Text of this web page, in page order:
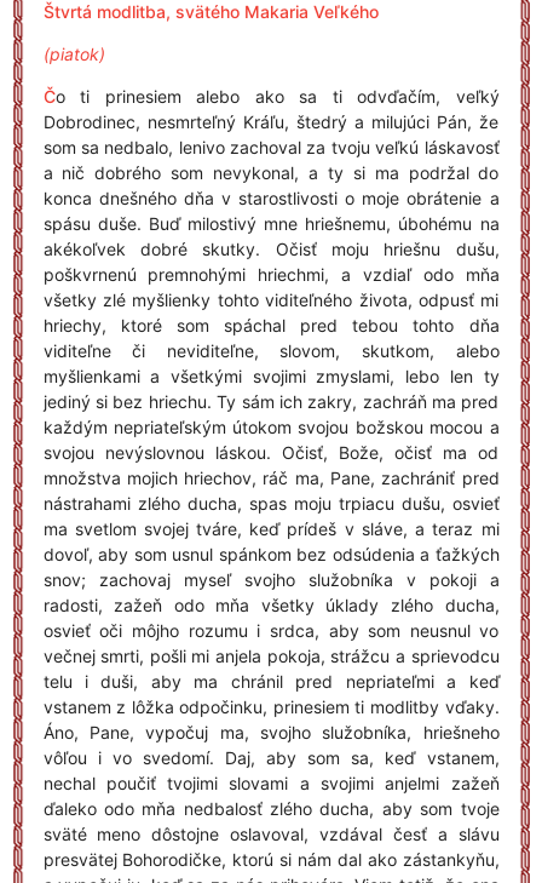
Štvrtá modlitba, svätého Makaria Veľkého
(piatok)
Čo ti prinesiem alebo ako sa ti odvďačím, veľký
Dobrodinec, nesmrteľný Kráľu, štedrý a milujúci Pán, že
som sa nedbalo, lenivo zachoval za tvoju veľkú láskavosť
a nič dobrého som nevykonal, a ty si ma podržal do
konca dnešného dňa v starostlivosti o moje obrátenie a
spásu duše. Buď milostivý mne hriešnemu, úbohému na
akékoľvek dobré skutky. Očisť moju hriešnu dušu,
poškvrnenú premnohými hriechmi, a vzdiaľ odo mňa
všetky zlé myšlienky tohto viditeľného života, odpusť mi
hriechy, ktoré som spáchal pred tebou tohto dňa
viditeľne či neviditeľne, slovom, skutkom, alebo
myšlienkami a všetkými svojimi zmyslami, lebo len ty
jediný si bez hriechu. Ty sám ich zakry, zachráň ma pred
každým nepriateľským útokom svojou božskou mocou a
svojou nevýslovnou láskou. Očisť, Bože, očisť ma od
množstva mojich hriechov, ráč ma, Pane, zachrániť pred
nástrahami zlého ducha, spas moju trpiacu dušu, osvieť
ma svetlom svojej tváre, keď prídeš v sláve, a teraz mi
dovoľ, aby som usnul spánkom bez odsúdenia a ťažkých
snov; zachovaj myseľ svojho služobníka v pokoji a
radosti, zažeň odo mňa všetky úklady zlého ducha,
osvieť oči môjho rozumu i srdca, aby som neusnul vo
večnej smrti, pošli mi anjela pokoja, strážcu a sprievodcu
telu i duši, aby ma chránil pred nepriateľmi a keď
vstanem z lôžka odpočinku, prinesiem ti modlitby vďaky.
Áno, Pane, vypočuj ma, svojho služobníka, hriešneho
vôľou i vo svedomí. Daj, aby som sa, keď vstanem,
nechal poučiť tvojimi slovami a svojimi anjelmi zažeň
ďaleko odo mňa nedbalosť zlého ducha, aby som tvoje
sväté meno dôstojne oslavoval, vzdával česť a slávu
presvätej Bohorodičke, ktorú si nám dal ako zástankyňu,